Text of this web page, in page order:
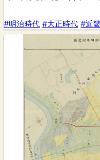
#明治時代 #大正時代 #近